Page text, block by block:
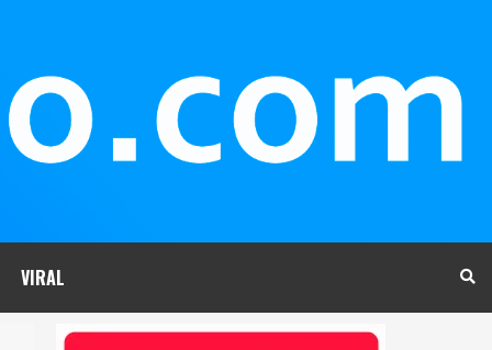
VIRAL